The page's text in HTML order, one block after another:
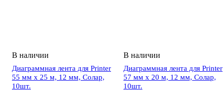
Диаграммная лента для Printer
55 мм х 25 м, 12 мм, Солар,
10шт.
Диаграммная лента для Printer
57 мм х 20 м, 12 мм, Солар,
10шт.